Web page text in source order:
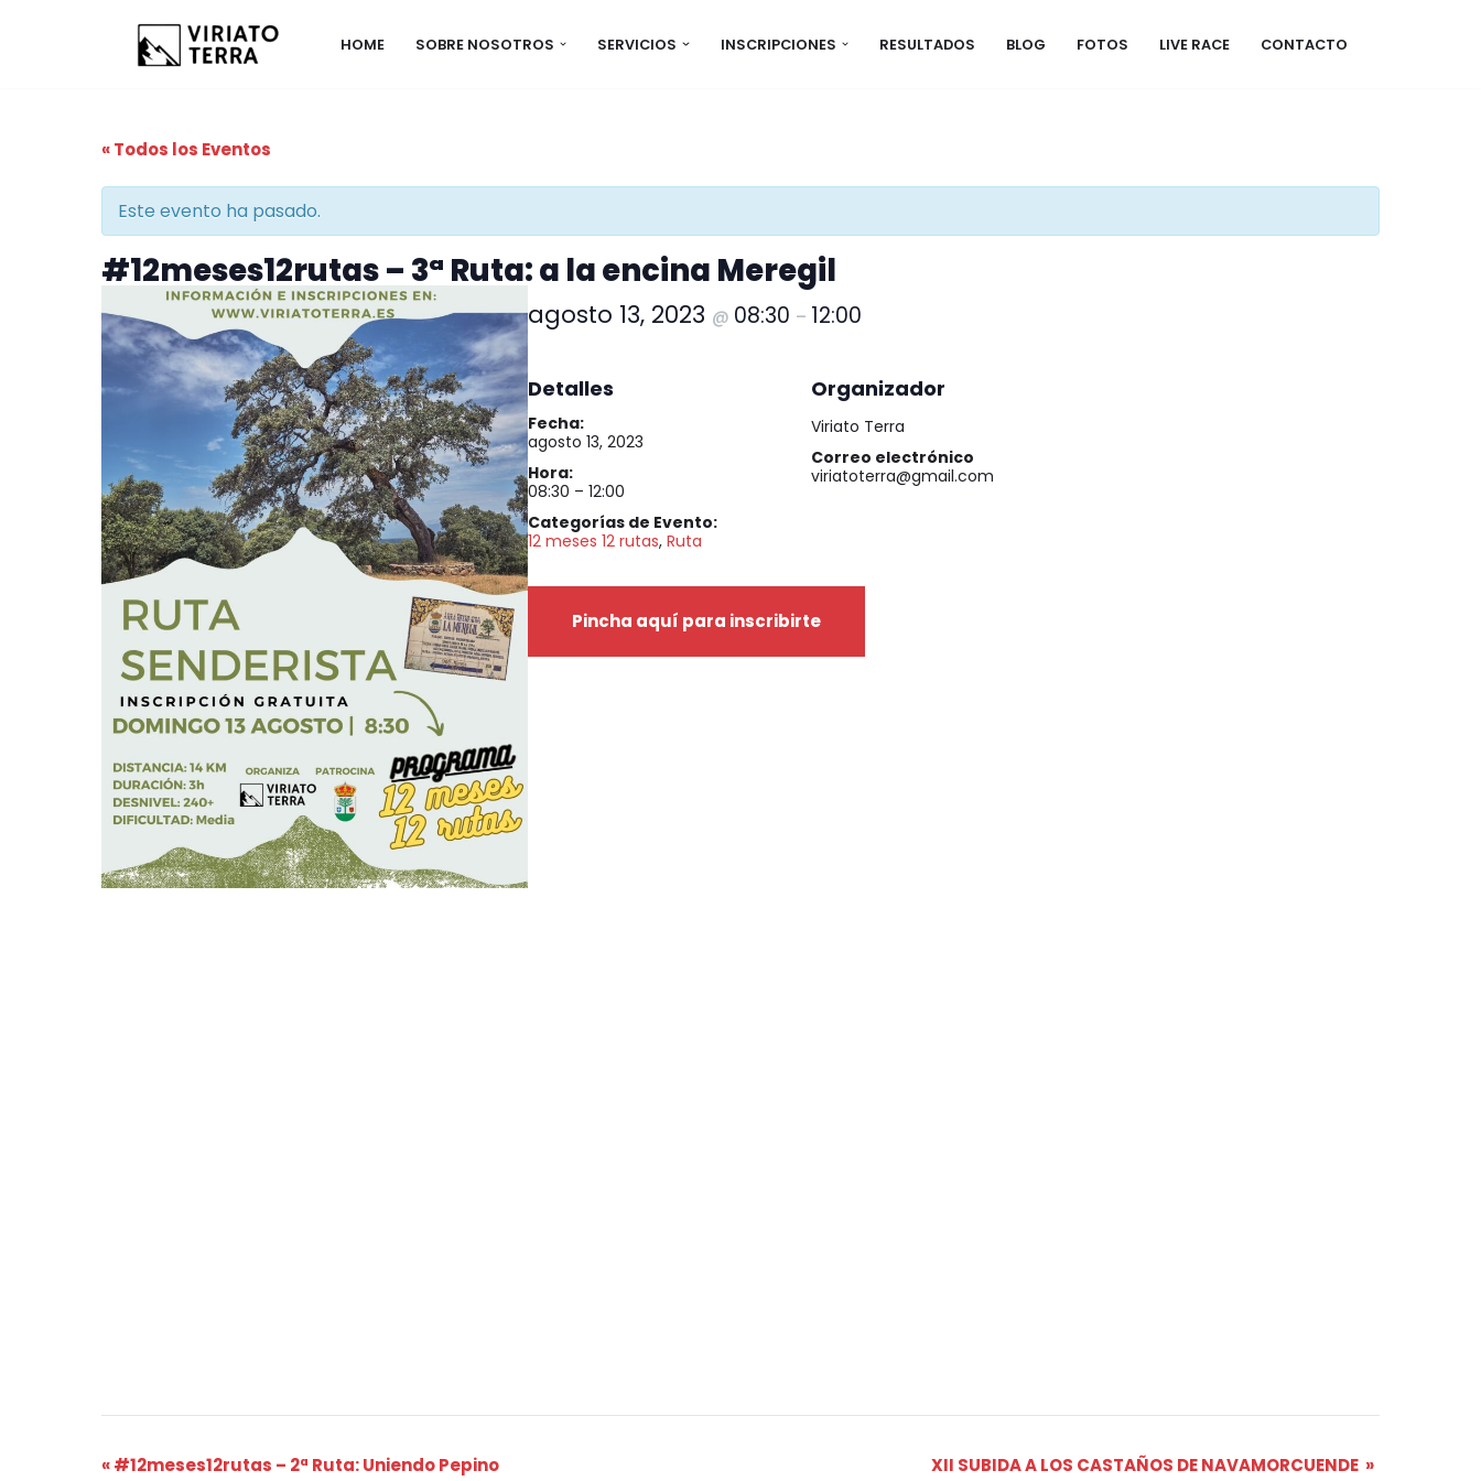
HOME SOBRE NOSOTROS SERVICIOS INSCRIPCIONES RESULTADOS BLOG FOTOS LIVE RACE CONTACTO
« Todos los Eventos
Este evento ha pasado.
#12meses12rutas – 3ª Ruta: a la encina Meregil
agosto 13, 2023 @ 08:30 – 12:00
Detalles
Fecha:
agosto 13, 2023
Hora:
08:30 – 12:00
Categorías de Evento:
12 meses 12 rutas, Ruta
Organizador
Viriato Terra
Correo electrónico
viriatoterra@gmail.com
Pincha aquí para inscribirte
Navegación
«#12meses12rutas – 2ª Ruta: Uniendo Pepino XII SUBIDA A LOS CASTAÑOS DE NAVAMORCUENDE »